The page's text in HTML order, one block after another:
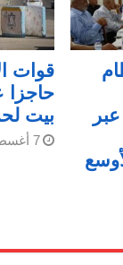
قوات
بيت
7 أغسطس، 2026